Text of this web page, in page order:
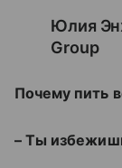
Юлия
Group
Почему пить
– Ты